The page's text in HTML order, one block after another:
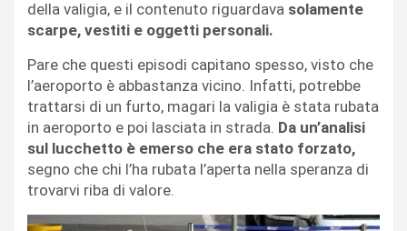
della valigia, e il contenuto riguardava solamente
scarpe, vestiti e oggetti personali.
Pare che questi episodi capitano spesso, visto che
l’aeroporto è abbastanza vicino. Infatti, potrebbe
trattarsi di un furto, magari la valigia è stata rubata
in aeroporto e poi lasciata in strada. Da un’analisi
sul lucchetto è emerso che era stato forzato,
segno che chi l’ha rubata l’aperta nella speranza di
trovarvi riba di valore.